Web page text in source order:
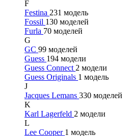
F
Festina 231 модель
Fossil 130 моделей
Furla 70 моделей
G
GC 99 моделей
Guess 194 модели
Guess Connect 2 модели
Guess Originals 1 модель
J
Jacques Lemans 330 моделей
K
Karl Lagerfeld 2 модели
L
Lee Cooper 1 модель